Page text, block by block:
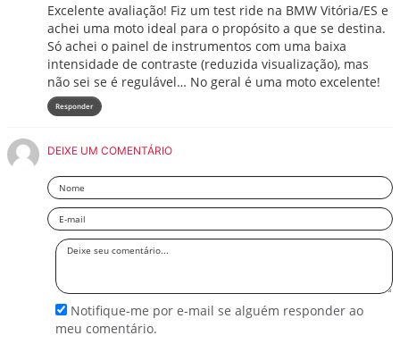
Excelente avaliação! Fiz um test ride na BMW Vitória/ES e
achei uma moto ideal para o propósito a que se destina.
Só achei o painel de instrumentos com uma baixa
intensidade de contraste (reduzida visualização), mas
não sei se é regulável… No geral é uma moto excelente!
Responder
DEIXE UM COMENTÁRIO
Nome
Email
Deixe
Notifique-me por e-mail se alguém responder ao
meu comentário.